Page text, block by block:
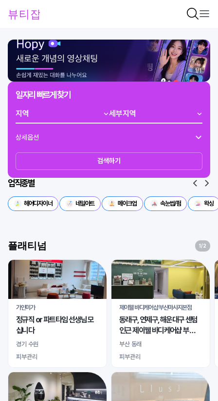
1/1
일자리 빠르게 찾기
상세옵션
검색하기
업직종별
헤어디자이너 네일아트 메이크업 속눈썹/펌 왁싱
플래티넘 1/2
가인미가
정규직 or 파트타임 선생님 모
십니다
경기 수원
피부관리
제이웰 바디케어샵 부산마사지본점
동래구, 연제구, 해운대구 센텀
인근 제이웰 바디케어샵 부산
마사지본점 여자 관리사님 모
십니다
부산 동래
피부관리